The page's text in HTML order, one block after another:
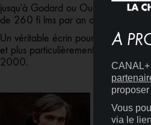
jusqu'à Godard ou Oury, en
de 260 fi lms par an directement
Un véritable écrin pour découvrir
et plus particulièrement du cinéma
2000.
Se pencher
À
Vous
via le